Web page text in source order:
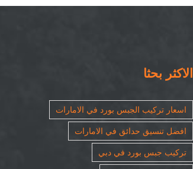
الاكثر بحثا
اسعار تركيب الجبس بورد في الامارات
افضل تنسيق حدائق في الامارات
تركيب جبس بورد في دبي